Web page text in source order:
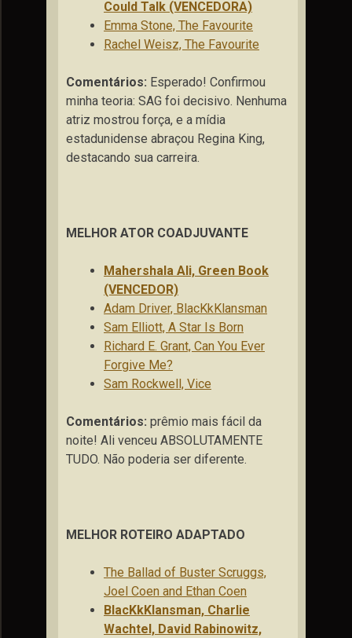
Could Talk (VENCEDORA)
Emma Stone, The Favourite
Rachel Weisz, The Favourite
Comentários: Esperado! Confirmou
minha teoria: SAG foi decisivo. Nenhuma
atriz mostrou força, e a mídia
estadunidense abraçou Regina King,
destacando sua carreira.
MELHOR ATOR COADJUVANTE
Mahershala Ali, Green Book
(VENCEDOR)
Adam Driver, BlacKkKlansman
Sam Elliott, A Star Is Born
Richard E. Grant, Can You Ever
Forgive Me?
Sam Rockwell, Vice
Comentários: prêmio mais fácil da
noite! Ali venceu ABSOLUTAMENTE
TUDO. Não poderia ser diferente.
MELHOR ROTEIRO ADAPTADO
The Ballad of Buster Scruggs,
Joel Coen and Ethan Coen
BlacKkKlansman, Charlie
Wachtel, David Rabinowitz,